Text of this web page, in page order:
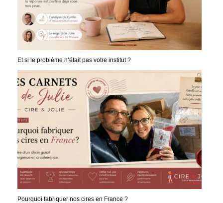
Et si le problème n’était pas votre institut ?
Pourquoi fabriquer nos cires en France ?